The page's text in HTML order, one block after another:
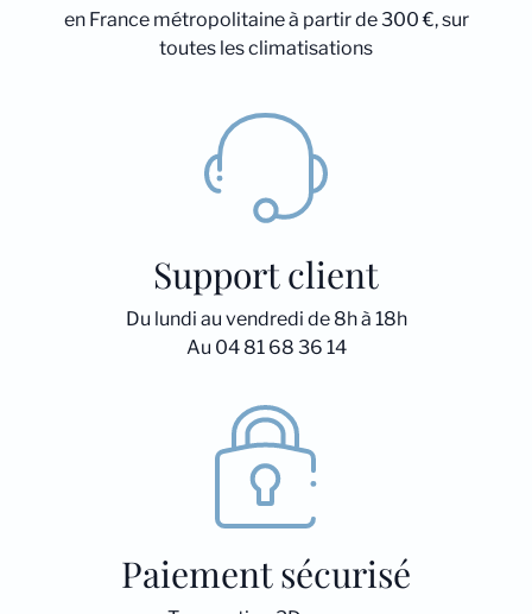
en France métropolitaine à partir de 300 €, sur
toutes les climatisations
Support client
Du lundi au vendredi de 8h à 18h
Au 04 81 68 36 14
Paiement sécurisé